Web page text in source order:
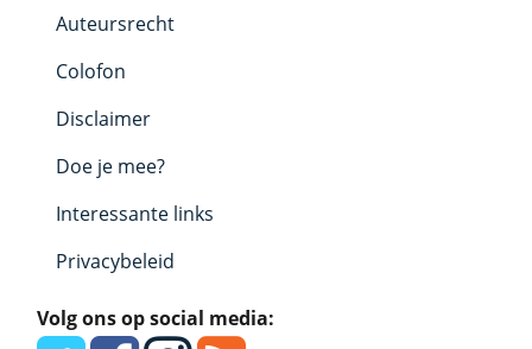
Auteursrecht
Colofon
Disclaimer
Doe je mee?
Interessante links
Privacybeleid
Volg ons op social media: